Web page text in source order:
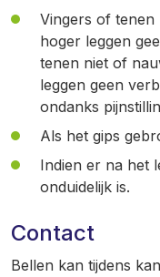
Vingers of tenen
hoger leggen
tenen niet of
leggen geen
ondanks
Als het gips
Indien er na het
onduidelijk is.
Contact
Bellen kan tijdens